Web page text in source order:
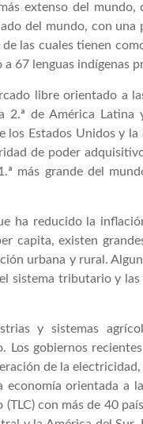
extenso del mundo,
del mundo, con
las cuales tienen
67 lenguas indígenas
libre orientado a
2.ª de América Latina
Estados Unidos y la
de poder
más grande del
ha reducido la
capita, existen
urbana y rural.
sistema tributario y
y sistemas
Los gobiernos
de la
orientada a
con más de 40